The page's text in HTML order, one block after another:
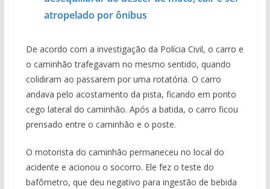
atropelado por ônibus
De acordo com a investigação da Polícia Civil, o carro e
o caminhão trafegavam no mesmo sentido, quando
colidiram ao passarem por uma rotatória. O carro
andava pelo acostamento da pista, ficando em ponto
cego lateral do caminhão. Após a batida, o carro ficou
prensado entre o caminhão e o poste.
O motorista do caminhão permaneceu no local do
acidente e acionou o socorro. Ele fez o teste do
bafômetro, que deu negativo para ingestão de bebida